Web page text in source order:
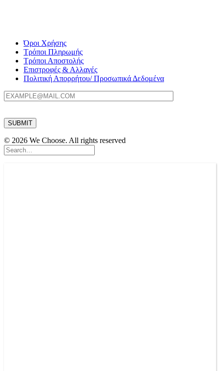
Όροι Χρήσης
Τρόποι Πληρωμής
Τρόποι Αποστολής
Επιστροφές & Αλλαγές
Πολιτική Απορρήτου/ Προσωπικά Δεδομένα
© 2026 We Choose. All rights reserved